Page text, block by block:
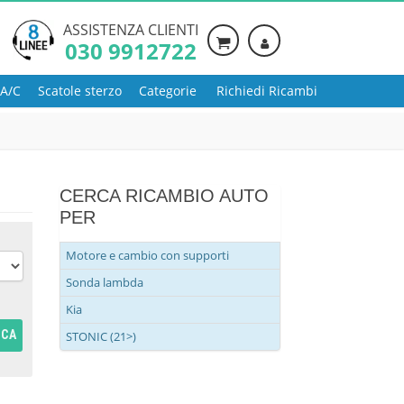
ASSISTENZA CLIENTI
030 9912722
C Scatole sterzo Categorie Richiedi Ricambi
CERCA RICAMBIO AUTO
PER
Motore e cambio con supporti
Sonda lambda
Kia
STONIC (21>)